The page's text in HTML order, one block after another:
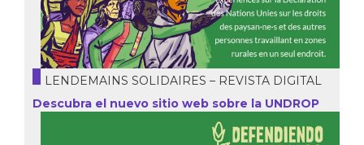
LENDEMAINS SOLIDAIRES – REVISTA DIGITAL
Descubra el nuevo sitio web sobre la UNDROP